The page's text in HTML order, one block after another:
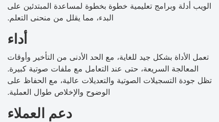
الويب أدلة وبرامج تعليمية خطوة بخطوة لمساعدة المبتدئين على
البدء، مما يقلل من منحنى التعلم.
أداء
تعمل الأداة بشكل جيد للغاية، مع الحد الأدنى من التأخير وأوقات
المعالجة السريعة، حتى عند التعامل مع ملفات صوتية كبيرة.
تظل جودة التسجيلات الصوتية والتعديلات عالية، مع الحفاظ على
الوضوح والإخلاص طوال العملية.
دعم العملاء